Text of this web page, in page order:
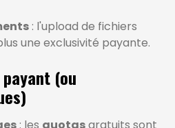
: l'upload de fichiers
une exclusivité payante.
(ou